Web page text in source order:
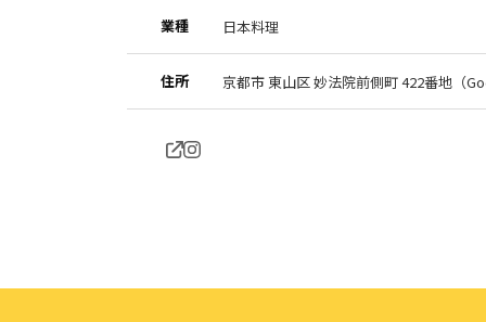
業種 日本料理
住所 京都市 東山区 妙法院前側町 422番地（